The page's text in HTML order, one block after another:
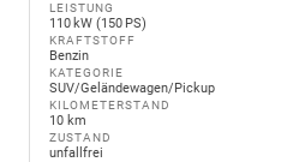
LEISTUNG
110 kW (150 PS)
KRAFTSTOFF
Benzin
KATEGORIE
SUV/Geländewagen/Pickup
KILOMETERSTAND
10 km
ZUSTAND
unfallfrei